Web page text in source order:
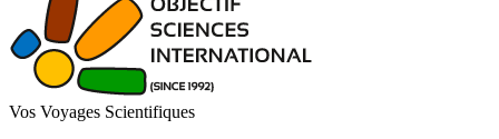
Vos Voyages Scientifiques